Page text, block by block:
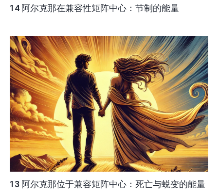
14 阿尔克那在兼容性矩阵中心：节制的能量
13 阿尔克那位于兼容矩阵中心：死亡与蜕变的能量